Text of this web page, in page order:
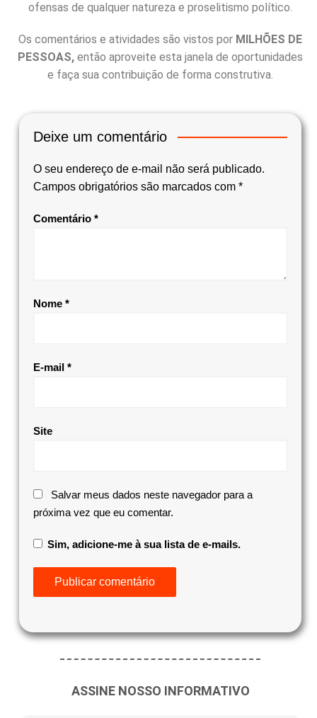
ofensas de qualquer natureza e proselitismo político.
Os comentários e atividades são vistos por MILHÕES DE
PESSOAS, então aproveite esta janela de oportunidades
e faça sua contribuição de forma construtiva.
Deixe um comentário
O seu endereço de e-mail não será publicado.
Campos obrigatórios são marcados com *
Comentário *
Nome *
E-mail *
Site
Salvar meus dados neste navegador para a
próxima vez que eu comentar.
Sim, adicione-me à sua lista de e-mails.
ASSINE NOSSO INFORMATIVO